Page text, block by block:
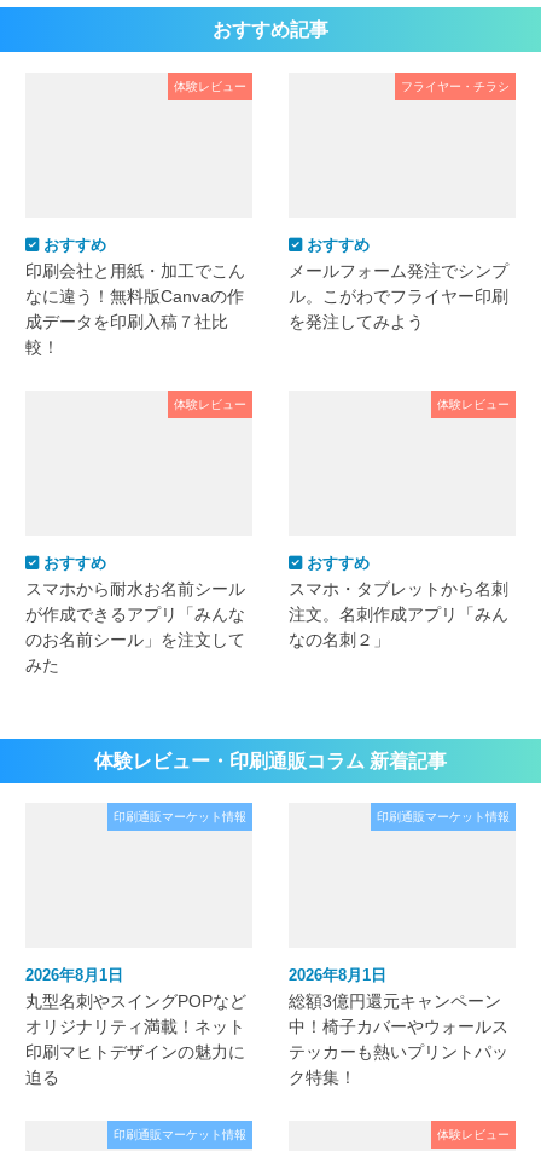
おすすめ記事
体験レビュー
おすすめ
印刷会社と用紙・加工でこん
なに違う！無料版Canvaの作
成データを印刷入稿７社比
較！
フライヤー・チラシ
おすすめ
メールフォーム発注でシンプ
ル。こがわでフライヤー印刷
を発注してみよう
体験レビュー
おすすめ
スマホから耐水お名前シール
が作成できるアプリ「みんな
のお名前シール」を注文して
みた
体験レビュー
おすすめ
スマホ・タブレットから名刺
注文。名刺作成アプリ「みん
なの名刺２」
体験レビュー・印刷通販コラム 新着記事
印刷通販マーケット情報
2026年8月1日
丸型名刺やスイングPOPなど
オリジナリティ満載！ネット
印刷マヒトデザインの魅力に
迫る
印刷通販マーケット情報
2026年8月1日
総額3億円還元キャンペーン
中！椅子カバーやウォールス
テッカーも熱いプリントパッ
ク特集！
印刷通販マーケット情報 体験レビュー